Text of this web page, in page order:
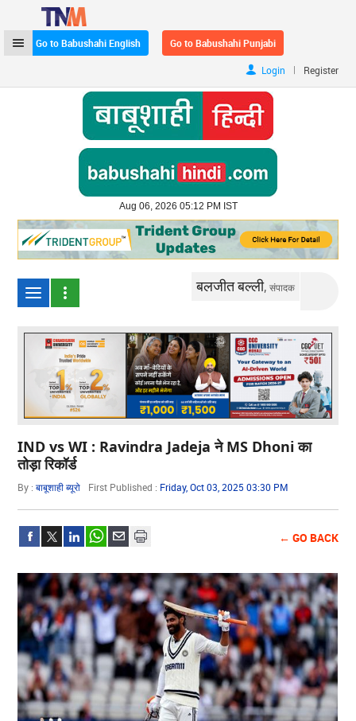
Go to Babushahi English Go to Babushahi Punjabi
Login | Register
Aug 06, 2026 05:12 PM IST
बलजीत बल्ली,संपादक
IND vs WI : Ravindra Jadeja ने MS Dhoni का
तोड़ा रिकॉर्ड
By :बाबूशाही ब्यूरो First Published : Friday, Oct 03, 2025 03:30 PM
← GO BACK